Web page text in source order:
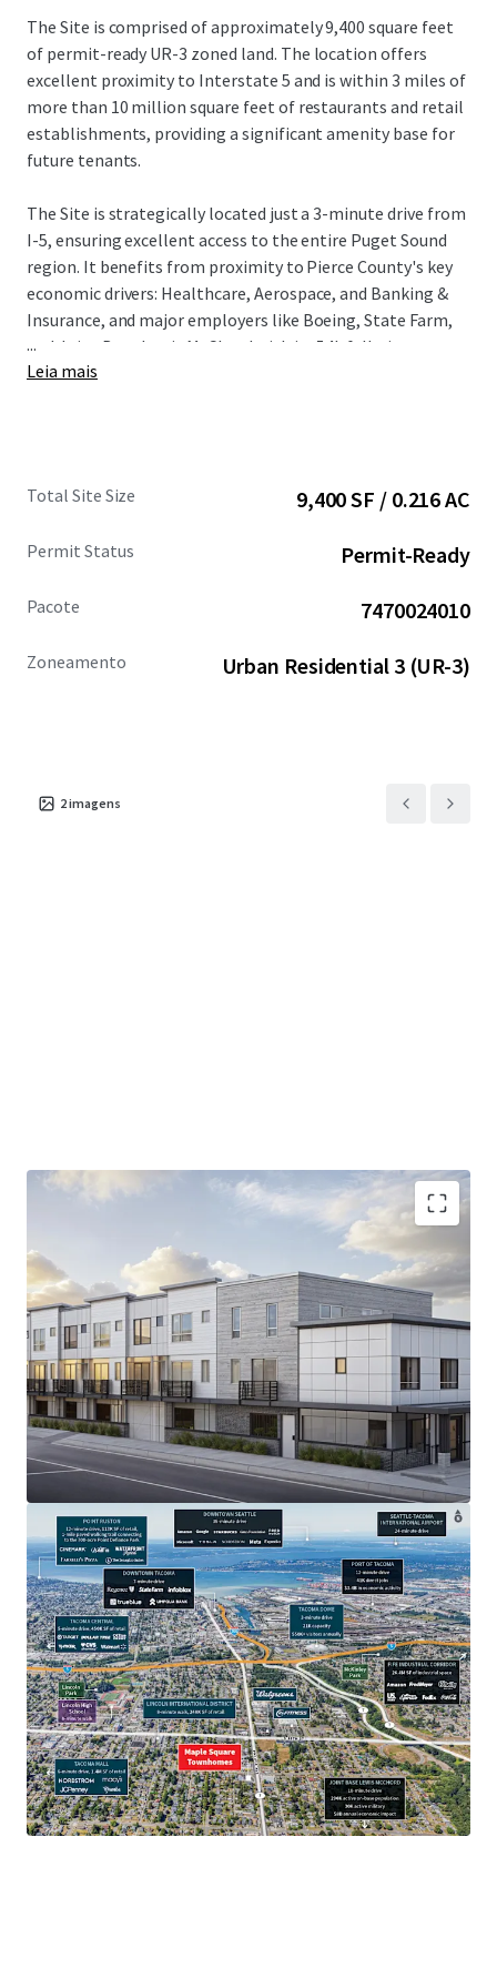
The Site is comprised of approximately 9,400 square feet
of permit-ready UR-3 zoned land. The location offers
excellent proximity to Interstate 5 and is within 3 miles of
more than 10 million square feet of restaurants and retail
establishments, providing a significant amenity base for
future tenants.
The Site is strategically located just a 3-minute drive from
I-5, ensuring excellent access to the entire Puget Sound
region. It benefits from proximity to Pierce County's key
economic drivers: Healthcare, Aerospace, and Banking &
Insurance, and major employers like Boeing, State Farm,
and Joint Base Lewis McChord with its 54k full-time
employees. The Tacoma submarket is a premier
compelling alternative to the higher-priced Seattle
...
Leia mais
Total Site Size 9,400 SF / 0.216 AC
Permit Status Permit-Ready
Pacote 7470024010
Zoneamento Urban Residential 3 (UR-3)
2imagens
9,400 SF permit-ready sitein prime Tacoma
location, offering immediate development
potential.
Strategicproximity to I-5, ensuring unparalleled
access to Puget Sound's diverse economy.
13.9% increase in median household income
projected by 2030, backing robust tenant demand.
15.4%
Average home value growth by 2030.
Average household income.